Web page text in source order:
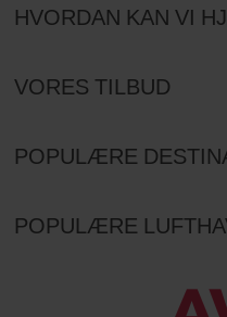
HVORDAN KAN VI
VORES TILBUD
POPULÆRE
POPULÆRE